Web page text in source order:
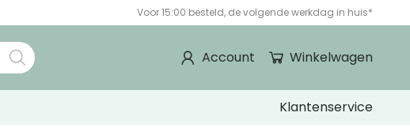
Voor 15:00 besteld, de volgende werkdag in huis*
Winkelwagen
Account
Klantenservice